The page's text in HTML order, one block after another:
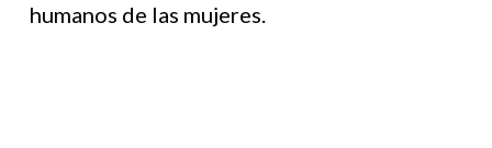
humanos de las mujeres.